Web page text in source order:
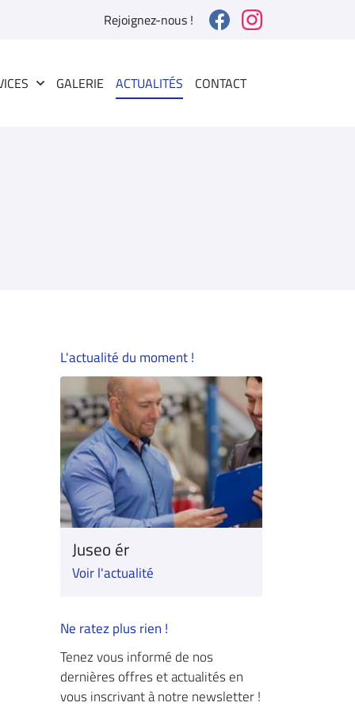
Rejoignez-nous !
GALERIE ACTUALITÉS CONTACT
L'actualité du moment !
Juseo ér
Voir l'actualité
Ne ratez plus rien !
Tenez vous informé de nos
dernières offres et actualités en
vous inscrivant à notre newsletter !